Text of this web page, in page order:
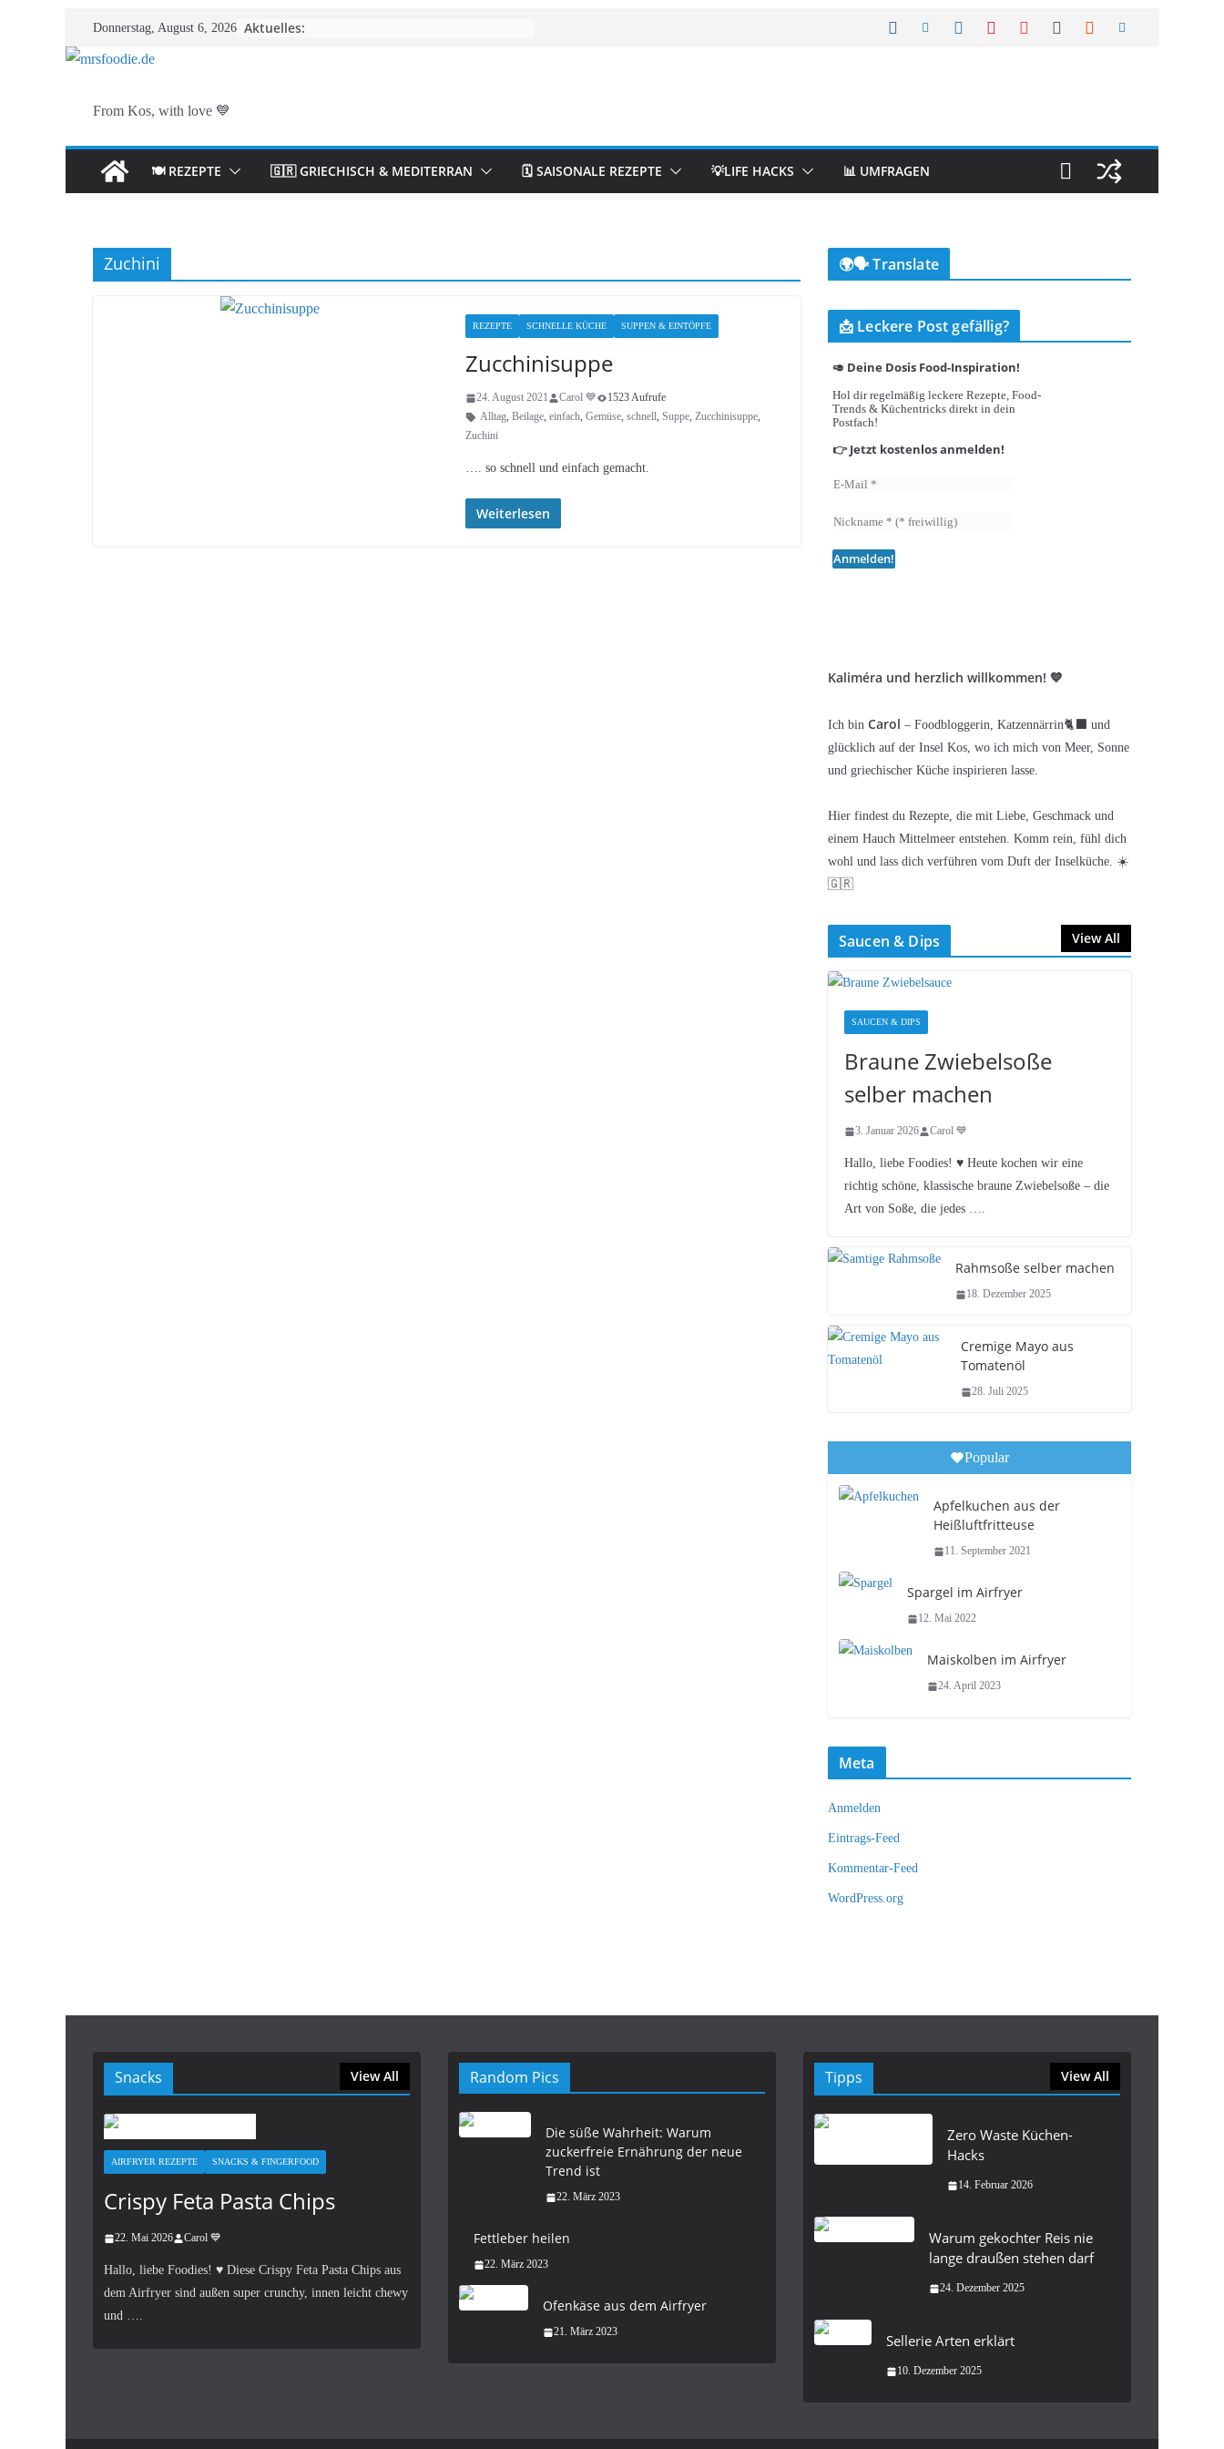
Inhalt
Donnerstag, August 6, 2026 Aktuelles:
From Kos, with love 💙
🍽️ REZEPTE 🇬🇷 GRIECHISCH & MEDITERRAN 🗓️ SAISONALE REZEPTE 💡LIFE HACKS 📊 UMFRAGEN
Zuchini
REZEPTE SCHNELLE KÜCHE SUPPEN & EINTÖPFE
Zucchinisuppe
24. August 2021 Carol 💙
1523 Aufrufe
Alltag, Beilage, einfach, Gemüse, schnell, Suppe, Zucchinisuppe,
Zuchini
…. so schnell und einfach gemacht.
Weiterlesen
🌍🗣️ Translate
📩 Leckere Post gefällig?
🥑 Deine Dosis Food-Inspiration!
Hol dir regelmäßig leckere Rezepte, Food-
Trends & Küchentricks direkt in dein
Postfach!
👉 Jetzt kostenlos anmelden!
Kaliméra und herzlich willkommen! 💙
Ich bin Carol – Foodbloggerin, Katzennärrin🐈‍⬛ und
glücklich auf der Insel Kos, wo ich mich von Meer, Sonne
und griechischer Küche inspirieren lasse.
Hier findest du Rezepte, die mit Liebe, Geschmack und
einem Hauch Mittelmeer entstehen. Komm rein, fühl dich
wohl und lass dich verführen vom Duft der Inselküche. ☀️
🇬🇷
Saucen & Dips View All
SAUCEN & DIPS
Braune Zwiebelsoße
selber machen
3. Januar 2026 Carol 💙
Hallo, liebe Foodies! ♥︎ Heute kochen wir eine
richtig schöne, klassische braune Zwiebelsoße – die
Art von Soße, die jedes ….
Rahmsoße selber machen
18. Dezember 2025
Cremige Mayo aus
Tomatenöl
28. Juli 2025
Popular
Apfelkuchen aus der
Heißluftfritteuse
11. September 2021
Spargel im Airfryer
12. Mai 2022
Maiskolben im Airfryer
24. April 2023
Meta
Anmelden
Eintrags-Feed
Kommentar-Feed
WordPress.org
Snacks View All
AIRFRYER REZEPTE SNACKS & FINGERFOOD
Crispy Feta Pasta Chips
22. Mai 2026 Carol 💙
Hallo, liebe Foodies! ♥︎ Diese Crispy Feta Pasta Chips aus
dem Airfryer sind außen super crunchy, innen leicht chewy
und ….
Random Pics
Die süße Wahrheit: Warum
zuckerfreie Ernährung der neue
Trend ist
22. März 2023
Fettleber heilen
22. März 2023
Ofenkäse aus dem Airfryer
21. März 2023
Tipps View All
Zero Waste Küchen-
Hacks
14. Februar 2026
Warum gekochter Reis nie
lange draußen stehen darf
24. Dezember 2025
Sellerie Arten erklärt
10. Dezember 2025